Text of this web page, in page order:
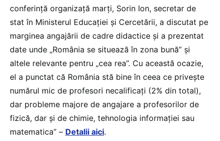
conferință organizață marți, Sorin Ion, secretar de
stat în Ministerul Educației și Cercetării, a discutat pe
marginea angajării de cadre didactice și a prezentat
date unde „România se situează în zona bună” și
altele relevante pentru „cea rea”. Cu această ocazie,
el a punctat că România stă bine în ceea ce privește
numărul mic de profesori necalificați (2% din total),
dar probleme majore de angajare a profesorilor de
fizică, dar și de chimie, tehnologia informației sau
matematica” – Detalii aici.